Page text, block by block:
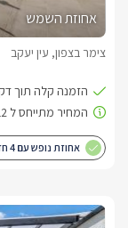
אחוזת השמש
צימר בצפון, עין יעקב
אחוזת נופש עם 4 חדרי שינה